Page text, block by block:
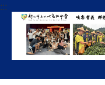
跳
容
:::